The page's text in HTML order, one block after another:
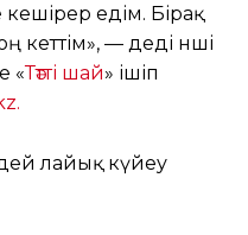
кешірер едім. Бірақ
— деді әнші
«Тәтті шай» ішіп
лайық күйеу